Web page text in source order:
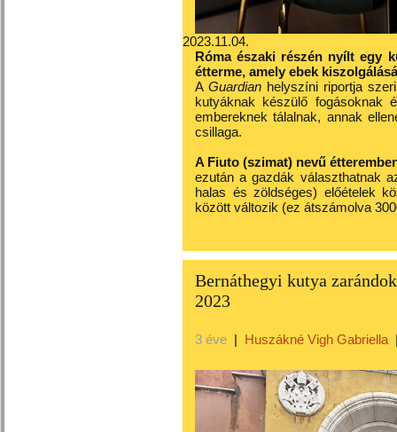
2023.11.04.
Róma északi részén nyílt egy
étterme, amely ebek
AGuardian helyszíni riportja
kutyáknak készülő fogásoknak
embereknek tálalnak, annak
csillaga.
A Fiuto (szimat) nevű
ezután a gazdák választhatnak
halas és zöldséges) előételek
között változik (ez átszámolva
Bernáthegyi kutya
2023
3 éve | Huszákné Vigh Gabriella